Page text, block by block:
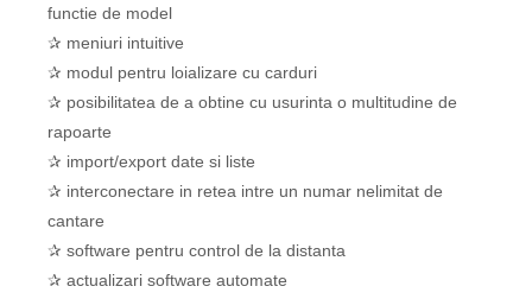
functie de model
✰ meniuri intuitive
✰ modul pentru loializare cu carduri
✰ posibilitatea de a obtine cu usurinta o multitudine de
rapoarte
✰ import/export date si liste
✰ interconectare in retea intre un numar nelimitat de
cantare
✰ software pentru control de la distanta
✰ actualizari software automate